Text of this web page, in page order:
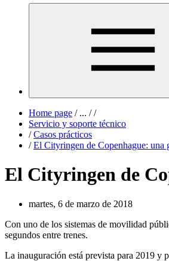
Home page /... / /
Servicio y soporte técnico
/ Casos prácticos
/ El Cityringen de Copenhague: una
El Cityringen de
martes, 6 de marzo de 2018
Con uno de los sistemas de movilidad
segundos entre trenes.
La inauguración está prevista para 2019 y